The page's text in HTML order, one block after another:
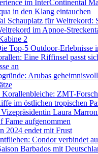
im InterContinental
in den Klang eintauchen
Schauplatz für Weltrekord:
im Apnoe-
2
Top-5 Outdoor-Erlebnisse
Eine Riffinsel passt
an
Arubas
ZMT-
im östlichen tropischen
Laura
Fame aufgenommen
2024 endet mit Frust
Condor verbindet
Barbados mit